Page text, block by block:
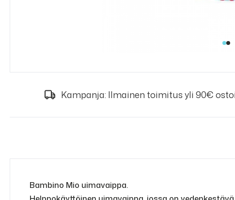
Kampanja: Ilmainen toimitus yli 90€
Bambino Mio uimavaippa.